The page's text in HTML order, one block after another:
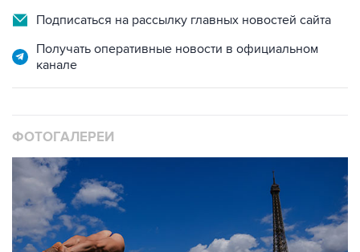
Подписаться на рассылку главных новостей сайта
Получать оперативные новости в официальном
канале
ФОТОГАЛЕРЕИ